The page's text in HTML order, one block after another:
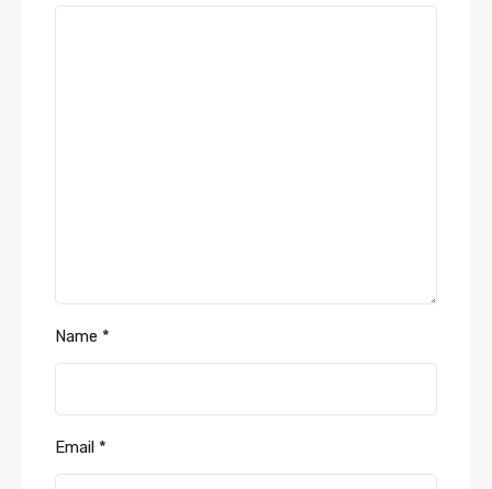
Name *
Email *